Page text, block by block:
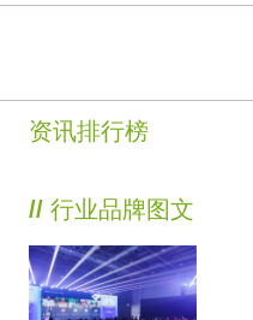
资讯排行榜
// 行业品牌图文